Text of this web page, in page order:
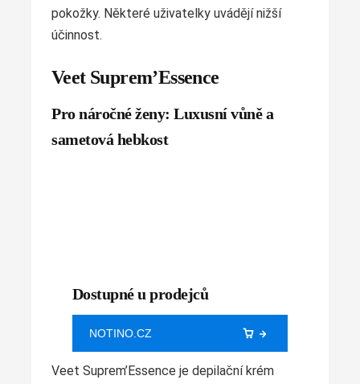
pokožky. Některé uživatelky uvádějí nižší
účinnost.
Veet Suprem’Essence
Pro náročné ženy: Luxusní vůně a
sametová hebkost
Dostupné u prodejců
NOTINO.CZ
Veet Suprem’Essence je depilační krém